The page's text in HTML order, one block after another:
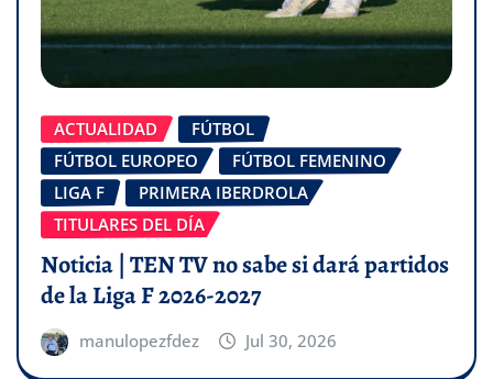
ACTUALIDAD
FÚTBOL
FÚTBOL EUROPEO
FÚTBOL FEMENINO
LIGA F
PRIMERA IBERDROLA
TITULARES DEL DÍA
Noticia | TEN TV no sabe si dará partidos
de la Liga F 2026-2027
manulopezfdez Jul 30, 2026